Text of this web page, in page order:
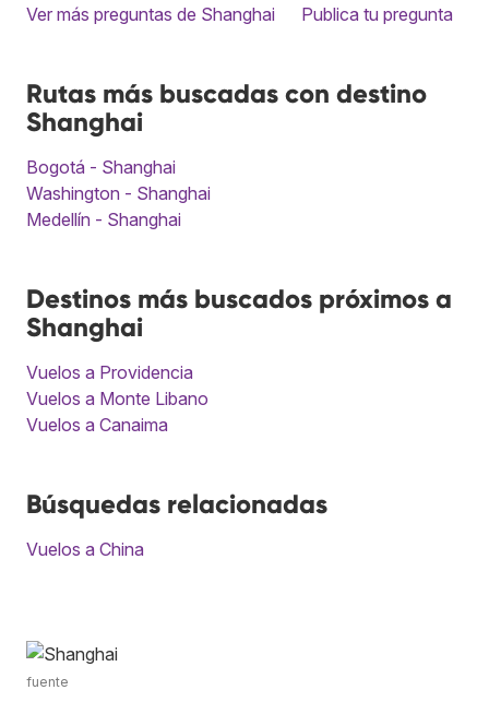
Ver más preguntas de Shanghai Publica tu pregunta
Rutas más buscadas con destino
Shanghai
Bogotá - Shanghai
Washington - Shanghai
Medellín - Shanghai
Destinos más buscados próximos a
Shanghai
Vuelos a Providencia
Vuelos a Monte Libano
Vuelos a Canaima
Búsquedas relacionadas
Vuelos a China
fuente